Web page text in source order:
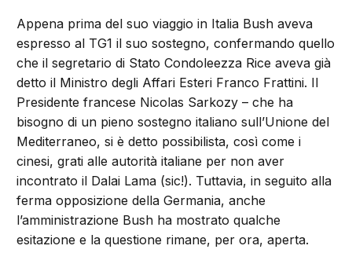
Appena prima del suo viaggio in Italia Bush aveva
espresso al TG1 il suo sostegno, confermando quello
che il segretario di Stato Condoleezza Rice aveva già
detto il Ministro degli Affari Esteri Franco Frattini. Il
Presidente francese Nicolas Sarkozy – che ha
bisogno di un pieno sostegno italiano sull’Unione del
Mediterraneo, si è detto possibilista, così come i
cinesi, grati alle autorità italiane per non aver
incontrato il Dalai Lama (sic!). Tuttavia, in seguito alla
ferma opposizione della Germania, anche
l’amministrazione Bush ha mostrato qualche
esitazione e la questione rimane, per ora, aperta.